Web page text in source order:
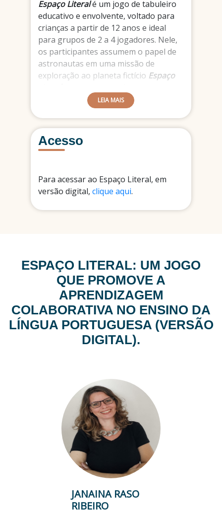
Espaço Literalé um jogo de tabuleiro
educativo e envolvente, voltado para
crianças a partir de 12 anos e ideal
para grupos de 2 a 4 jogadores. Nele,
os participantes assumem o papel de
astronautas em uma missão de
exploração ao planeta fictício Espaço
relacionado ao universo da
Ao longo da jornada, os jogadores
enfrentam perguntas, tarefas e
transformar o aprendizado em uma
experiência divertida e colaborativa,
entretenimento e aprendizagem,
tornando o estudo da língua mais
atrativo, significativo e interativo.
LEIA MAIS
Acesso
Para acessar ao Espaço Literal, em
versão digital,clique aqui.
ESPAÇO LITERAL: UM JOGO
QUE PROMOVE A
APRENDIZAGEM
COLABORATIVA NO ENSINO DA
LÍNGUA PORTUGUESA (VERSÃO
DIGITAL).
JANAINA RASO
RIBEIRO